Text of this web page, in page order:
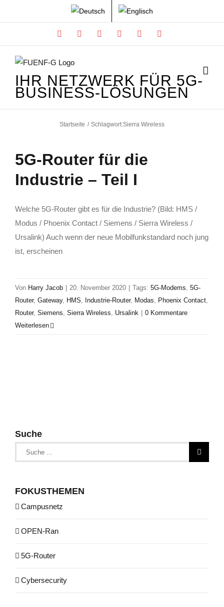
Inhalt
Facebook Instagram LinkedIn
IHR NETZWERK FÜR 5G-
BUSINESS-LÖSUNGEN
Startseite Schlagwort:Sierra Wireless
5G-Router für die
Industrie – Teil I
Welche 5G-Router gibt es für die Industrie? (Bild: HMS /
Modus / Phoenix Contact / Siemens / Sierra Wireless /
Ursalink) Auch wenn der neue Mobilfunkstandard noch jung
ist, erscheinen
Von Harry Jacob 20. November 2020 Tags: 5G-Modems, 5G-
Router, Gateway, HMS, Industrie-Router, Modas, Phoenix Contact,
Router, Siemens, Sierra Wireless, Ursalink
0 Kommentare
Weiterlesen
Suche
Suche
nach:
FOKUSTHEMEN
Campusnetz
OPEN-Ran
5G-Router
Cybersecurity